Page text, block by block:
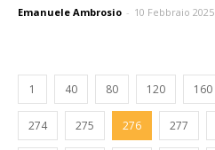
Emanuele Ambrosio - 10 Febbraio 2025
1 40 80 120 160
274 275 276 277